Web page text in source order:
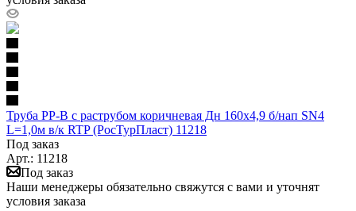
Труба PP-B с раструбом коричневая Дн 160х4,9 б/нап SN4
L=1,0м в/к RTP (РосТурПласт) 11218
Под заказ
Арт.: 11218
Под заказ
Наши менеджеры обязательно свяжутся с вами и уточнят
условия заказа